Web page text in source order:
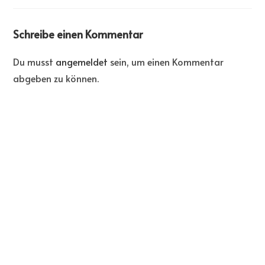
Schreibe einen Kommentar
Du musst angemeldet sein, um einen Kommentar
abgeben zu können.